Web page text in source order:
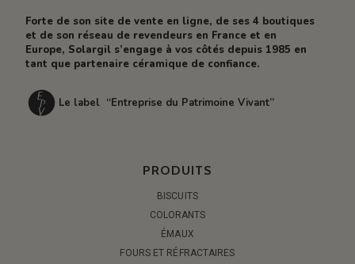
Forte de son site de vente en ligne, de ses 4 boutiques
et de son réseau de revendeurs en France et en
Europe, Solargil s’engage à vos côtés depuis 1985 en
tant que partenaire céramique de confiance.
Le label “Entreprise du Patrimoine Vivant”
PRODUITS
BISCUITS
COLORANTS
ÉMAUX
FOURS ET RÉFRACTAIRES